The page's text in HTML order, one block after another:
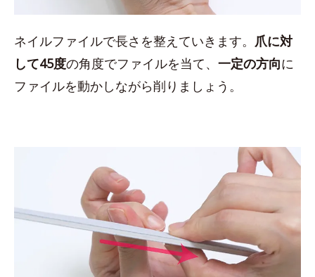
ネイルファイルで長さを整えていきます。 爪に対
して45度の角度でファイルを当て、 一定の方向に
ファイルを動かしながら削りましょう。